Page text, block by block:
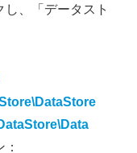
、「データスト